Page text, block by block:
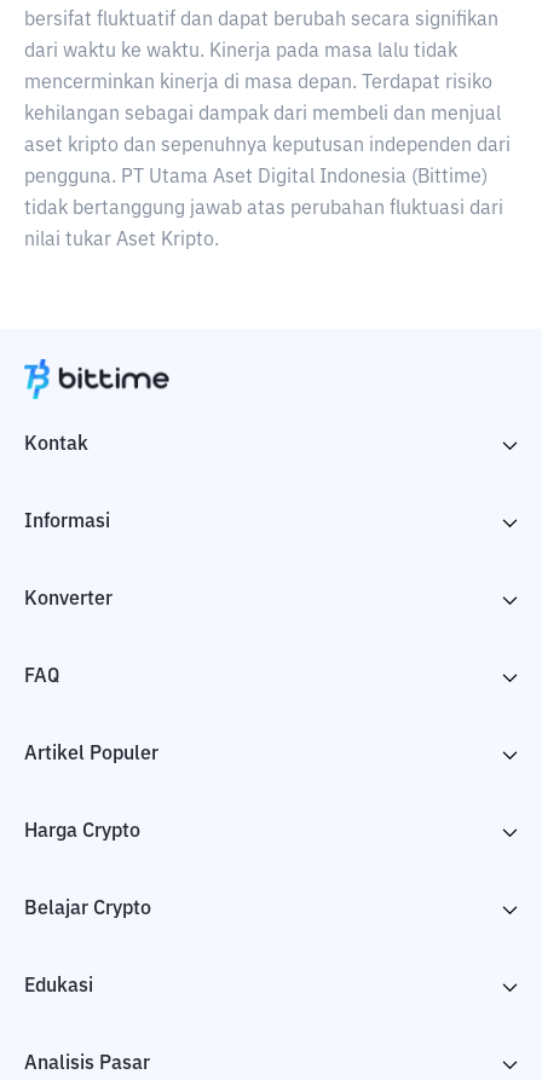
bersifat fluktuatif dan dapat berubah secara signifikan
dari waktu ke waktu. Kinerja pada masa lalu tidak
mencerminkan kinerja di masa depan. Terdapat risiko
kehilangan sebagai dampak dari membeli dan menjual
aset kripto dan sepenuhnya keputusan independen dari
pengguna. PT Utama Aset Digital Indonesia (Bittime)
tidak bertanggung jawab atas perubahan fluktuasi dari
nilai tukar Aset Kripto.
Kontak
Informasi
Konverter
FAQ
Artikel Populer
Harga Crypto
Belajar Crypto
Edukasi
Analisis Pasar